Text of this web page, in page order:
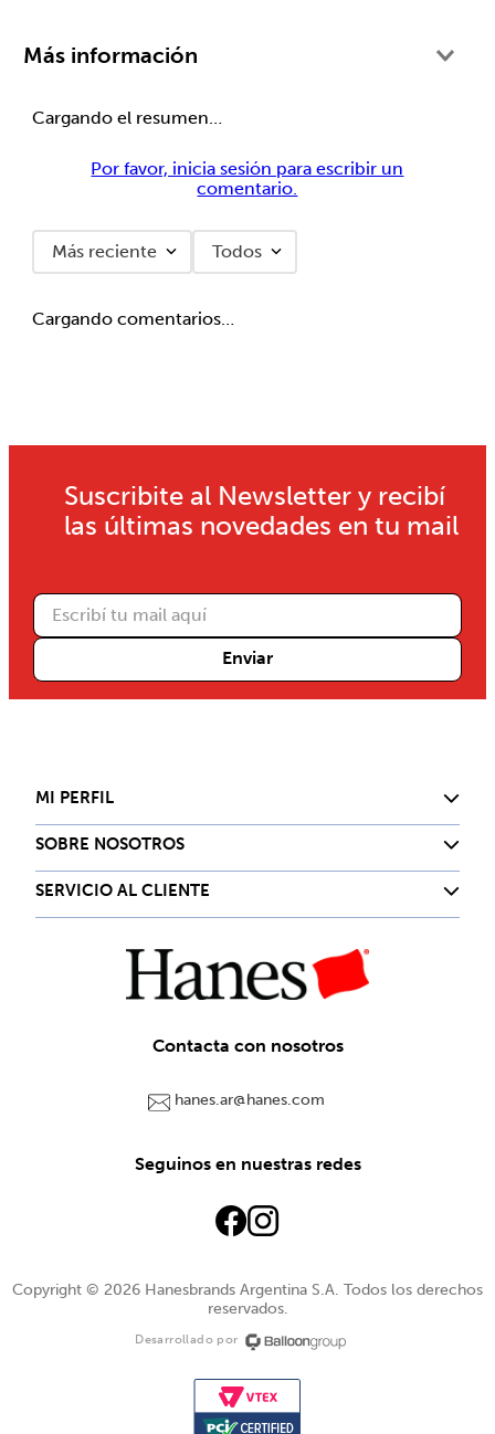
Más información
Cargando el resumen…
Por favor, inicia sesión para escribir un
comentario.
Más reciente Todos
Cargando comentarios…
Suscribite al Newsletter y recibí
las últimas novedades en tu mail
Enviar
MI PERFIL
SOBRE NOSOTROS
SERVICIO AL CLIENTE
Contacta con nosotros
hanes.ar@hanes.com
Seguinos en nuestras redes
Copyright © 2026 Hanesbrands Argentina S.A. Todos los derechos
reservados.
Desarrollado por